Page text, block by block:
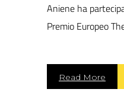
Aniene ha
Premio Europeo
Read More